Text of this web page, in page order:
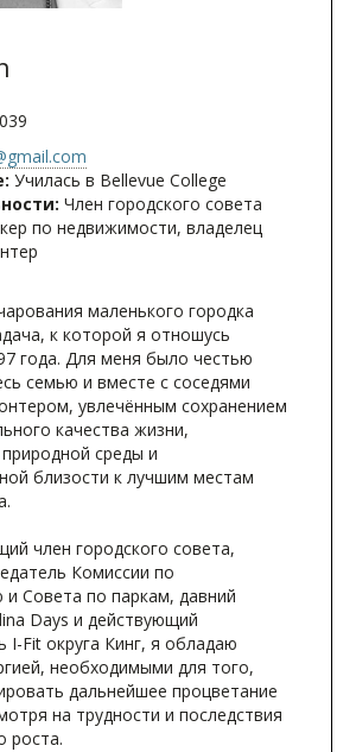
Училась в Bellevue College
Член городского совета
по недвижимости, владелец
маленького городка
к которой я отношусь
года. Для меня было честью
семью и вместе с соседями
увлечённым сохранением
качества жизни,
среды и
близости к лучшим местам
член городского совета,
Комиссии по
и Совета по паркам, давний
Days и действующий
I-Fit округа Кинг, я обладаю
необходимыми для того,
дальнейшее процветание
на трудности и последствия
роста.